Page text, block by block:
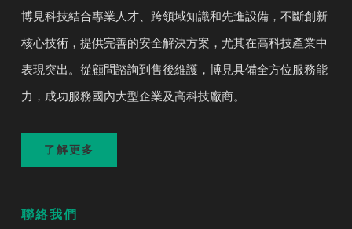
博見科技結合專業人才、跨領域知識和先進設備，不斷創新
核心技術，提供完善的安全解決方案，尤其在高科技產業中
表現突出。從顧問諮詢到售後維護，博見具備全方位服務能
力，成功服務國內大型企業及高科技廠商。
了解更多
聯絡我們